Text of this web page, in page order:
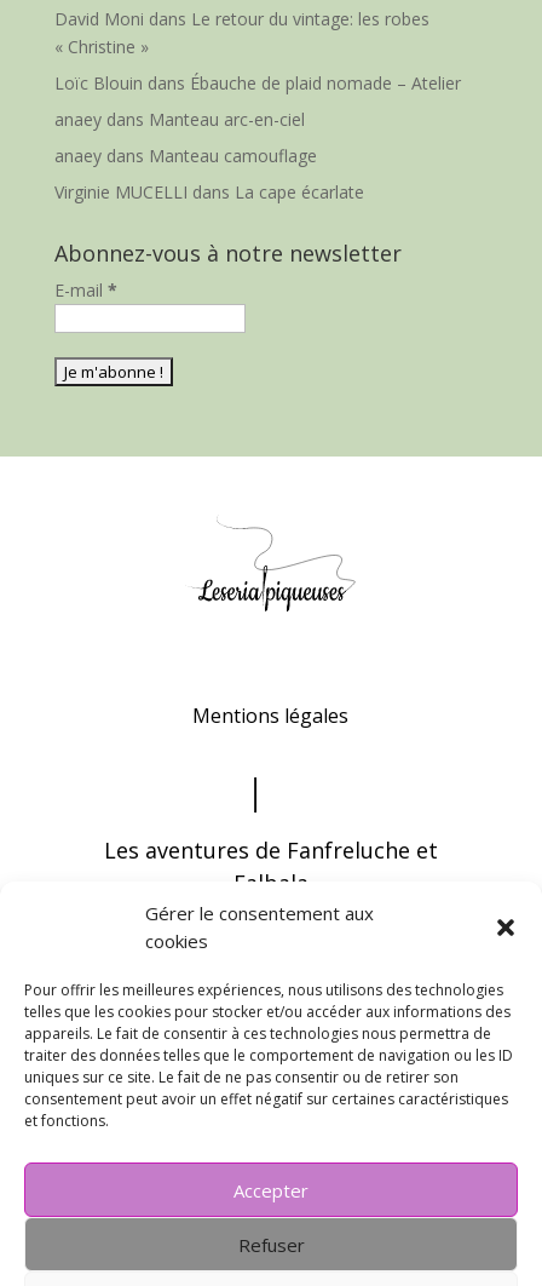
Gérer le consentement aux
cookies
Pour offrir les meilleures expériences, nous utilisons des technologies
telles que les cookies pour stocker et/ou accéder aux informations des
appareils. Le fait de consentir à ces technologies nous permettra de
traiter des données telles que le comportement de navigation ou les ID
uniques sur ce site. Le fait de ne pas consentir ou de retirer son
consentement peut avoir un effet négatif sur certaines caractéristiques
et fonctions.
Accepter
Refuser
David Moni dans Le retour du vintage: les robes
« Christine »
Loïc Blouin dans Ébauche de plaid nomade – Atelier
anaeydans Manteau arc-en-ciel
anaeydans Manteau camouflage
Virginie MUCELLI dans La cape écarlate
Abonnez-vous à notre newsletter
E-mail *
Mentions légales
Les aventures de Fanfreluche et
Falbala
Vous pouvez recevoir les dernières infos en
vous abonnant à notre newsletter